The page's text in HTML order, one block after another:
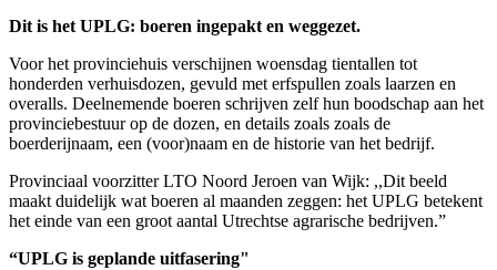
Dit is het UPLG: boeren ingepakt en weggezet.
Voor het provinciehuis verschijnen woensdag tientallen tot
honderden verhuisdozen, gevuld met erfspullen zoals laarzen en
overalls. Deelnemende boeren schrijven zelf hun boodschap aan het
provinciebestuur op de dozen, en details zoals zoals de
boerderijnaam, een (voor)naam en de historie van het bedrijf.
Provinciaal voorzitter LTO Noord Jeroen van Wijk: ,,Dit beeld
maakt duidelijk wat boeren al maanden zeggen: het UPLG betekent
het einde van een groot aantal Utrechtse agrarische bedrijven.”
“UPLG is geplande uitfasering"